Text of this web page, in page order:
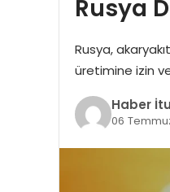
Rusya
Rusya,
üretimine izin
Haber İtu
06